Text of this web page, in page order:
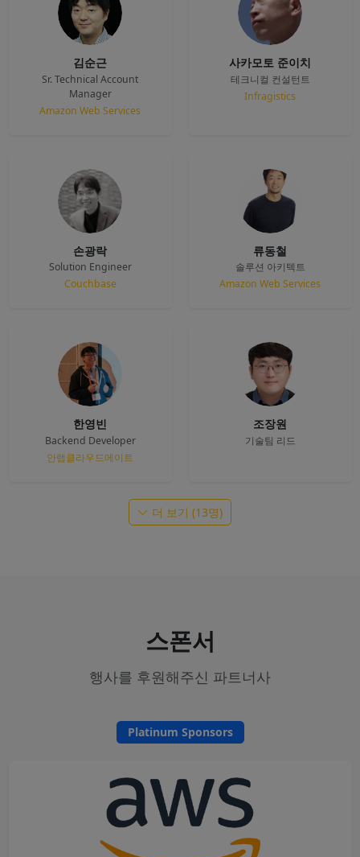
김순근
Sr. Technical Account
Manager
Amazon Web Services
사카모토 준이치
테크니컬 컨설턴트
Infragistics
손광락
Solution Engineer
Couchbase
류동철
솔루션 아키텍트
Amazon Web Services
한영빈
Backend Developer
안랩클라우드메이트
조장원
기술팀 리드
더 보기 (13명)
스폰서
행사를 후원해주신 파트너사
Platinum Sponsors